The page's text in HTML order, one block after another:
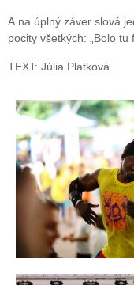
A na úplný záver slová
pocity všetkých: „Bolo tu
TEXT: Júlia Platková